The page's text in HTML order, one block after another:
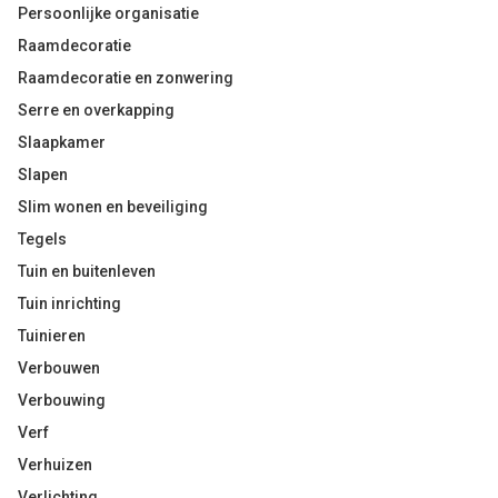
Persoonlijke organisatie
Raamdecoratie
Raamdecoratie en zonwering
Serre en overkapping
Slaapkamer
Slapen
Slim wonen en beveiliging
Tegels
Tuin en buitenleven
Tuin inrichting
Tuinieren
Verbouwen
Verbouwing
Verf
Verhuizen